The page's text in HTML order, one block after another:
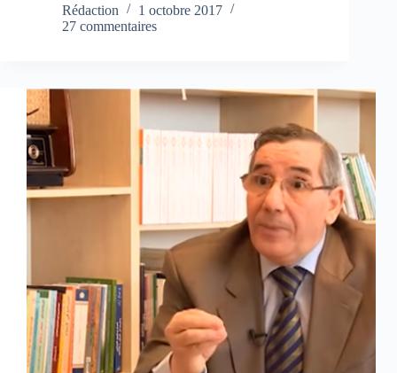
Rédaction
1 octobre 2017
27 commentaires